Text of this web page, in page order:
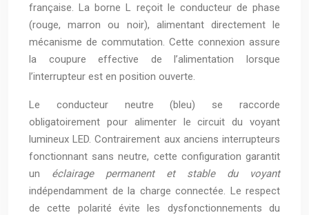
française. La borne L reçoit le conducteur de phase
(rouge, marron ou noir), alimentant directement le
mécanisme de commutation. Cette connexion assure
la coupure effective de l’alimentation lorsque
l’interrupteur est en position ouverte.
Le conducteur neutre (bleu) se raccorde
obligatoirement pour alimenter le circuit du voyant
lumineux LED. Contrairement aux anciens interrupteurs
fonctionnant sans neutre, cette configuration garantit
un éclairage permanent et stable du voyant
indépendamment de la charge connectée. Le respect
de cette polarité évite les dysfonctionnements du